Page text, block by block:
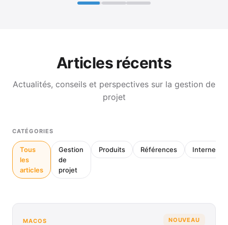
Articles récents
Actualités, conseils et perspectives sur la gestion de
projet
CATÉGORIES
Tous
les
articles
Gestion
de
projet
Produits Références Interne
NOUVEAU
MACOS